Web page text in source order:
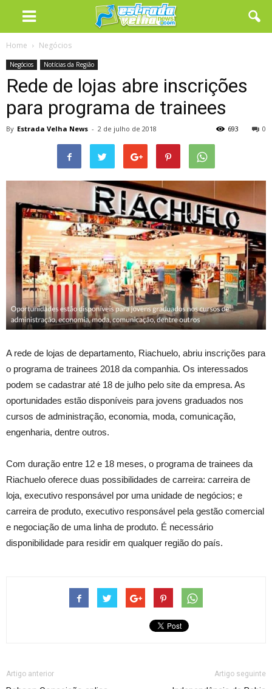
Home Negócios
Negócios Notícias da Região
Rede de lojas abre inscrições
para programa de trainees
By Estrada Velha News - 2 de julho de 2018 0
693
A rede de lojas de departamento, Riachuelo, abriu inscrições para
o programa de trainees 2018 da companhia. Os interessados
podem se cadastrar até 18 de julho pelo site da empresa. As
oportunidades estão disponíveis para jovens graduados nos
cursos de administração, economia, moda, comunicação,
engenharia, dentre outros.
Com duração entre 12 e 18 meses, o programa de trainees da
Riachuelo oferece duas possibilidades de carreira: carreira de
loja, executivo responsável por uma unidade de negócios; e
carreira de produto, executivo responsável pela gestão comercial
e negociação de uma linha de produto. É necessário
disponibilidade para residir em qualquer região do país.
Artigo anterior Artigo seguinte